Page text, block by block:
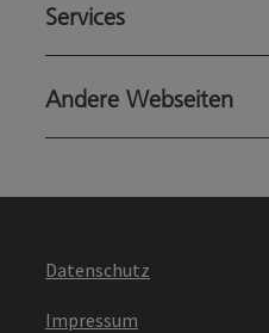
Services
Andere Webseiten
Datenschutz
Impressum